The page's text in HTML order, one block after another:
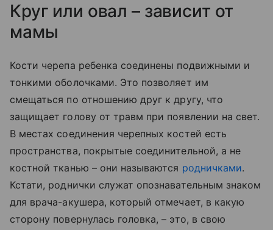
Круг или овал – зависит от
мамы
Кости черепа ребенка соединены подвижными и
тонкими оболочками. Это позволяет им
смещаться по отношению друг к другу, что
защищает голову от травм при появлении на свет.
В местах соединения черепных костей есть
пространства, покрытые соединительной, а не
костной тканью – они называются родничками.
Кстати, роднички служат опознавательным знаком
для врача-акушера, который отмечает, в какую
сторону повернулась головка, – это, в свою